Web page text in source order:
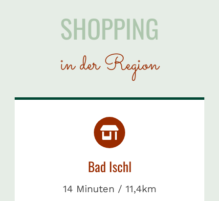
SHOPPING
in der Region
Bad Ischl
14 Minuten / 11,4km